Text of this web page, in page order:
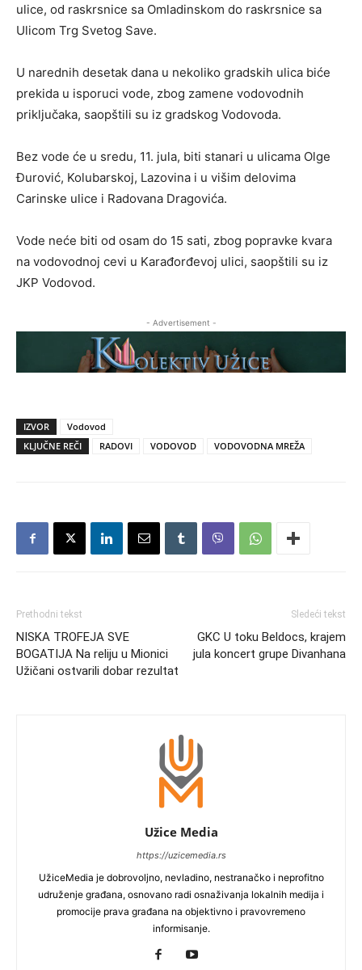
ulice, od raskrsnice sa Omladinskom do raskrsnice sa
Ulicom Trg Svetog Save.
U narednih desetak dana u nekoliko gradskih ulica biće
prekida u isporuci vode, zbog zamene vodovodnih
priključaka, saopštili su iz gradskog Vodovoda.
Bez vode će u sredu, 11. jula, biti stanari u ulicama Olge
Đurović, Kolubarskoj, Lazovina i u višim delovima
Carinske ulice i Radovana Dragovića.
Vode neće biti od osam do 15 sati, zbog popravke kvara
na vodovodnoj cevi u Karađorđevoj ulici, saopštili su iz
JKP Vodovod.
- Advertisement -
IZVOR
Vodovod
KLJUČNE REČI
RADOVI VODOVOD VODOVODNA MREŽA
Prethodni tekst
NISKA TROFEJA SVE
BOGATIJA Na reliju u Mionici
Užičani ostvarili dobar rezultat
Sledeći tekst
GKC U toku Beldocs, krajem
jula koncert grupe Divanhana
Užice Media
https://uzicemedia.rs
UžiceMedia je dobrovoljno, nevladino, nestranačko i neprofitno
udruženje građana, osnovano radi osnaživanja lokalnih medija i
promocije prava građana na objektivno i pravovremeno
informisanje.